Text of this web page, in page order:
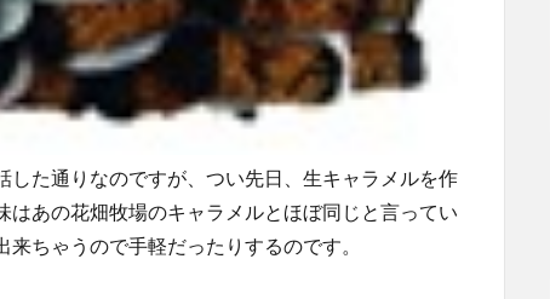
た通りなのですが、つい先日、生キャラメルを作
あの花畑牧場のキャラメルとほぼ同じと言ってい
ちゃうので手軽だったりするのです。